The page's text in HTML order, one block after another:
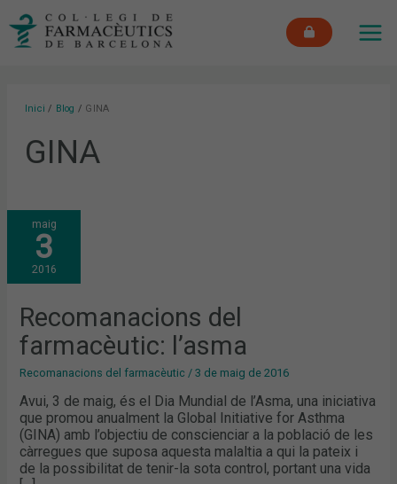
Inici Blog GINA
GINA
maig
3
2016
Recomanacions del
farmacèutic: l’asma
Recomanacions del farmacèutic /3 de maig de 2016
Avui, 3 de maig, és el Dia Mundial de l’Asma, una iniciativa
que promou anualment la Global Initiative for Asthma
(GINA) amb l’objectiu de conscienciar a la població de les
càrregues que suposa aquesta malaltia a qui la pateix i
de la possibilitat de tenir-la sota control, portant una vida
RECOMANACIONS
DEL
FARMACÈUTIC:
L’ASMA